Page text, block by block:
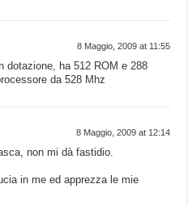
8 Maggio, 2009 at 11:55
dotazione, ha 512 ROM e 288
da 528 Mhz
8 Maggio, 2009 at 12:14
non mi dà fastidio.
in me ed apprezza le mie